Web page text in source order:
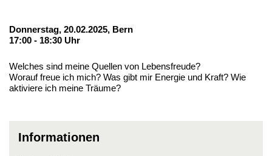
Donnerstag, 20.02.2025, Bern
17:00 - 18:30 Uhr
Welches sind meine Quellen von Lebensfreude?
Worauf freue ich mich? Was gibt mir Energie und Kraft? Wie
aktiviere ich meine Träume?
Informationen